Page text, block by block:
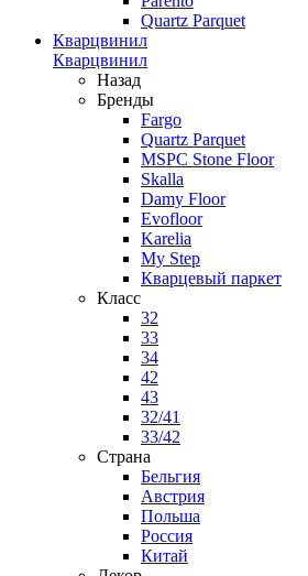
Quartz Parquet
Кварцвинил
Кварцвинил
Назад
Бренды
Fargo
Quartz Parquet
MSPC Stone Floor
Skalla
Damy Floor
Evofloor
Karelia
My Step
Кварцевый паркет
Класс
32
33
34
42
43
32/41
33/42
Страна
Бельгия
Австрия
Польша
Россия
Китай